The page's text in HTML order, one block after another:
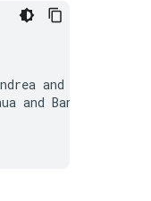
and
and Bansal,